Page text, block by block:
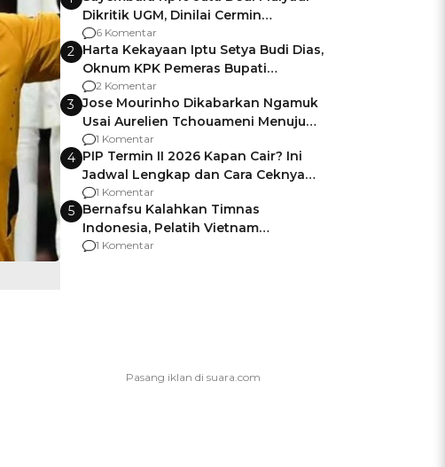
Dikritik UGM, Dinilai Cermin
Gagalnya Negara Jamin Keamanan
6 Komentar
2 Harta Kekayaan Iptu Setya Budi Dias,
Oknum KPK Pemeras Bupati
Pemalang
2 Komentar
3 Jose Mourinho Dikabarkan Ngamuk
Usai Aurelien Tchouameni Menuju
Manchester United
1 Komentar
4 PIP Termin II 2026 Kapan Cair? Ini
Jadwal Lengkap dan Cara Ceknya
agar Dana Tidak Hangus!
1 Komentar
5 Bernafsu Kalahkan Timnas
Indonesia, Pelatih Vietnam
Berencana Pakai Jimat di Pakansari
1 Komentar